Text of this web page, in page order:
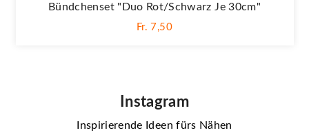
Bündchenset "Duo Rot/schwarz Je 30cm"
Fr. 7,50
Instagram
Inspirierende Ideen fürs Nähen